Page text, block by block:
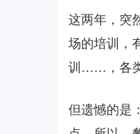
这两年，突
场的培训，
训……，各类
但遗憾的是